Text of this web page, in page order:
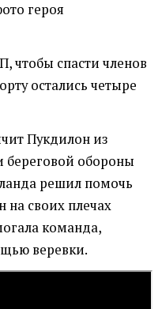
героя
чтобы спасти членов
остались четыре
Пукдилон из
береговой обороны
решил помочь
на своих плечах
команда,
веревки.